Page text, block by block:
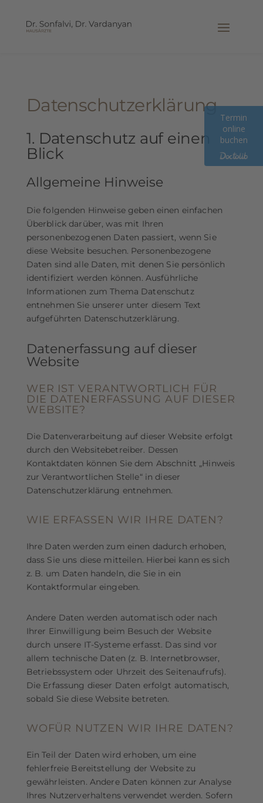
Termin
online
buchen
Datenschutz­erklärung
1. Datenschutz auf einen
Blick
Allgemeine Hinweise
Die folgenden Hinweise geben einen einfachen
Überblick darüber, was mit Ihren
personenbezogenen Daten passiert, wenn Sie
diese Website besuchen. Personenbezogene
Daten sind alle Daten, mit denen Sie persönlich
identifiziert werden können. Ausführliche
Informationen zum Thema Datenschutz
entnehmen Sie unserer unter diesem Text
aufgeführten Datenschutzerklärung.
Datenerfassung auf dieser
Website
WER IST VERANTWORTLICH FÜR
DIE DATENERFASSUNG AUF DIESER
WEBSITE?
Die Datenverarbeitung auf dieser Website erfolgt
durch den Websitebetreiber. Dessen
Kontaktdaten können Sie dem Abschnitt „Hinweis
zur Verantwortlichen Stelle“ in dieser
Datenschutzerklärung entnehmen.
WIE ERFASSEN WIR IHRE DATEN?
Ihre Daten werden zum einen dadurch erhoben,
dass Sie uns diese mitteilen. Hierbei kann es sich
z. B. um Daten handeln, die Sie in ein
Kontaktformular eingeben.
Andere Daten werden automatisch oder nach
Ihrer Einwilligung beim Besuch der Website
durch unsere IT-Systeme erfasst. Das sind vor
allem technische Daten (z. B. Internetbrowser,
Betriebssystem oder Uhrzeit des Seitenaufrufs).
Die Erfassung dieser Daten erfolgt automatisch,
sobald Sie diese Website betreten.
WOFÜR NUTZEN WIR IHRE DATEN?
Ein Teil der Daten wird erhoben, um eine
fehlerfreie Bereitstellung der Website zu
gewährleisten. Andere Daten können zur Analyse
Ihres Nutzerverhaltens verwendet werden. Sofern